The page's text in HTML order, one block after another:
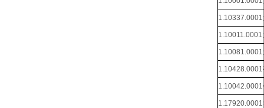
1.10337.0001
1.10011.0001
1.10081.0001
1.10428.0001
1.10042.0001
1.17920.0001